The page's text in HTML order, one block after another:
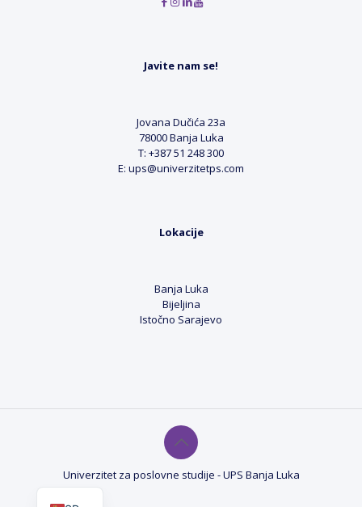
Javite nam se!
Jovana Dučića 23a
78000 Banja Luka
T: +387 51 248 300
E: ups@univerzitetps.com
Lokacije
Banja Luka
Bijeljina
Istočno Sarajevo
Univerzitet za poslovne studije - UPS Banja Luka
EN